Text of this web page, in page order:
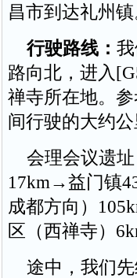
昌市到达礼州镇
行驶路线：
路向北，进入
禅寺所在地。
间行驶的大约
会理会议遗址
17km→益门镇
成都方向）
区（西禅寺）
途中，我们先